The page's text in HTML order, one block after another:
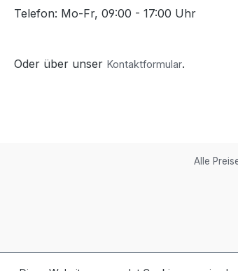
Telefon: Mo-Fr, 09:00 - 17:00 Uhr
Oder über unser Kontaktformular.
Alle